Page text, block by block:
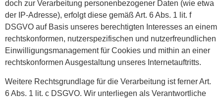
doch zur Verarbeitung personenbezogener Daten (wie etwa
der IP-Adresse), erfolgt diese gemäß Art. 6 Abs. 1 lit. f
DSGVO auf Basis unseres berechtigten Interesses an einem
rechtskonformen, nutzerspezifischen und nutzerfreundlichen
Einwilligungsmanagement für Cookies und mithin an einer
rechtskonformen Ausgestaltung unseres Internetauftritts.
Weitere Rechtsgrundlage für die Verarbeitung ist ferner Art.
6 Abs. 1 lit. c DSGVO. Wir unterliegen als Verantwortliche